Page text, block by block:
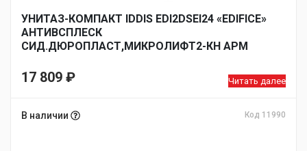
УНИТАЗ-КОМПАКТ IDDIS EDI2DSEI24 «EDIFICE»
АНТИВСПЛЕСК
СИД.ДЮРОПЛАСТ,МИКРОЛИФТ2-КН АРМ
17 809 ₽ Читать далее
В наличии Код 11990